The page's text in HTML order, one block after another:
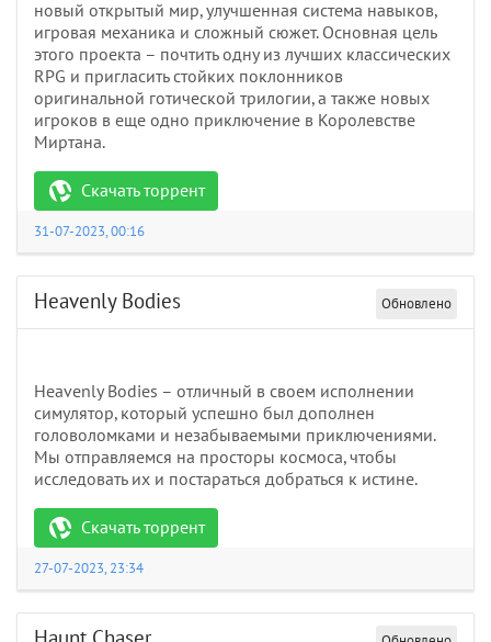
новый открытый мир, улучшенная система навыков,
игровая механика и сложный сюжет. Основная цель
этого проекта – почтить одну из лучших классических
RPG и пригласить стойких поклонников
оригинальной готической трилогии, а также новых
игроков в еще одно приключение в Королевстве
Миртана.
Скачать торрент
31-07-2023, 00:16
Heavenly Bodies Обновлено
Heavenly Bodies – отличный в своем исполнении
симулятор, который успешно был дополнен
головоломками и незабываемыми приключениями.
Мы отправляемся на просторы космоса, чтобы
исследовать их и постараться добраться к истине.
Скачать торрент
27-07-2023, 23:34